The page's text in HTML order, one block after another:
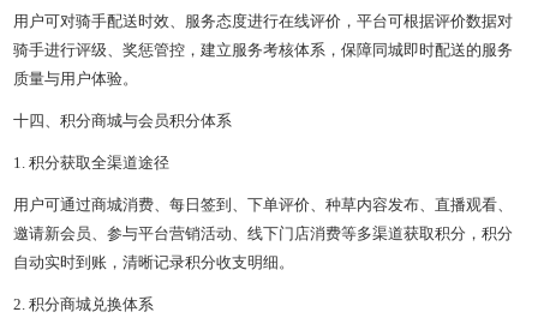
用户可对骑手配送时效、服务态度进行在线评价，平台可根据评价数据对
骑手进行评级、奖惩管控，建立服务考核体系，保障同城即时配送的服务
质量与用户体验。
十四、积分商城与会员积分体系
1. 积分获取全渠道途径
用户可通过商城消费、每日签到、下单评价、种草内容发布、直播观看、
邀请新会员、参与平台营销活动、线下门店消费等多渠道获取积分，积分
自动实时到账，清晰记录积分收支明细。
2. 积分商城兑换体系